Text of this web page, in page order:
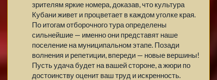
зрителям яркие номера, доказав, что культура
Кубани живет и процветает в каждом уголке края.
По итогам отборочного тура определены
сильнейшие — именно они представят наше
поселение на муниципальном этапе. Позади
волнения и репетиции, впереди — новые вершины!
Пусть удача будет на вашей стороне, а жюри по
достоинству оценит ваш труд и искренность.